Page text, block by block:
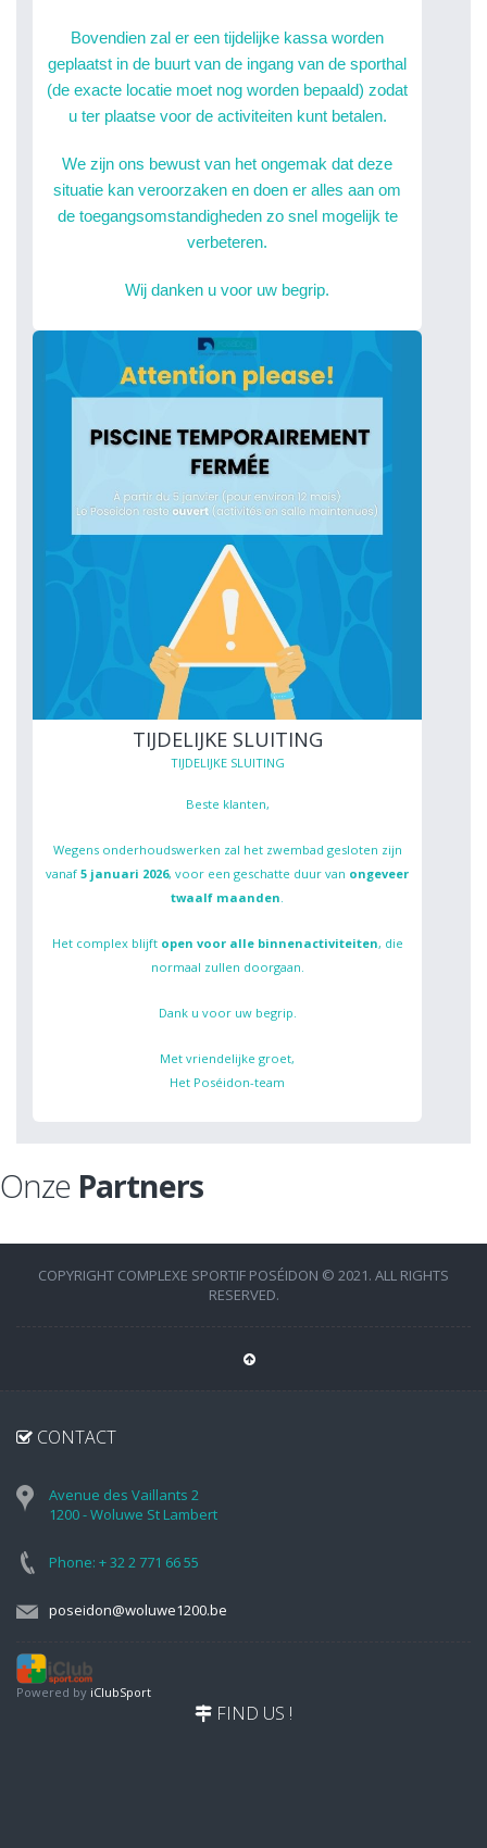
Bovendien zal er een tijdelijke kassa worden
geplaatst in de buurt van de ingang van de sporthal
(de exacte locatie moet nog worden bepaald) zodat
u ter plaatse voor de activiteiten kunt betalen.
We zijn ons bewust van het ongemak dat deze
situatie kan veroorzaken en doen er alles aan om
de toegangsomstandigheden zo snel mogelijk te
verbeteren.
Wij danken u voor uw begrip.
TIJDELIJKE SLUITING
TIJDELIJKE SLUITING
Beste klanten,
Wegens onderhoudswerken zal het zwembad gesloten zijn
vanaf 5 januari 2026, voor een geschatte duur van ongeveer
twaalf maanden
Het complex blijft open voor alle binnenactiviteiten, die
normaal zullen doorgaan.
Dank u voor uw begrip.
Met vriendelijke groet,
Het Poséidon-team
Onze Partners
COPYRIGHT COMPLEXE SPORTIF POSÉIDON © 2021. ALL RIGHTS
RESERVED.
CONTACT
Avenue des Vaillants 2
1200 - Woluwe St Lambert
Phone: + 32 2 771 66 55
poseidon@woluwe1200.be
Powered by iClubSport
FIND US !